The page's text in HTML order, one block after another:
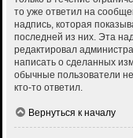
то уже ответил на
надпись, которая
последней из них. Эта
редактировал
написать о сделанных
обычные пользователи
кто-то ответил.
Вернуться к началу